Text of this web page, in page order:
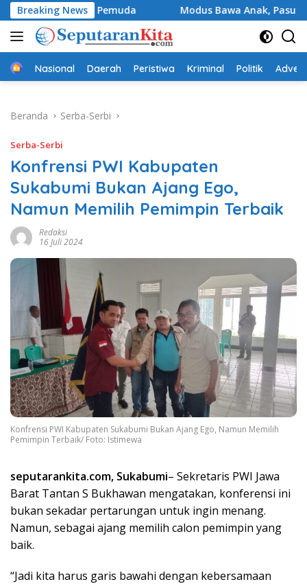
Langsung
ke
konten
Breaking News
Pemuda Modus Bawa Anak, Pasutri Pelaku
Beranda
Nasional Daerah Peristiwa Kriminal Politik
Beranda Serba-Serbi
Serba-Serbi
Konfrensi PWI Kabupaten
Sukabumi Bukan Ajang Ego,
Namun Memilih Pemimpin Terbaik
Redaksi
16 Juli 2024
Konfrensi PWI Kabupaten Sukabumi Bukan Ajang Ego, Namun Memilih
Pemimpin Terbaik/ Foto: Istimewa
seputarankita.com, Sukabumi– Sekretaris PWI Jawa
Barat Tantan S Bukhawan mengatakan, konferensi ini
bukan sekadar pertarungan untuk ingin menang.
Namun, sebagai ajang memilih calon pemimpin yang
baik.
“Jadi kita harus garis bawahi dengan kebersamaan